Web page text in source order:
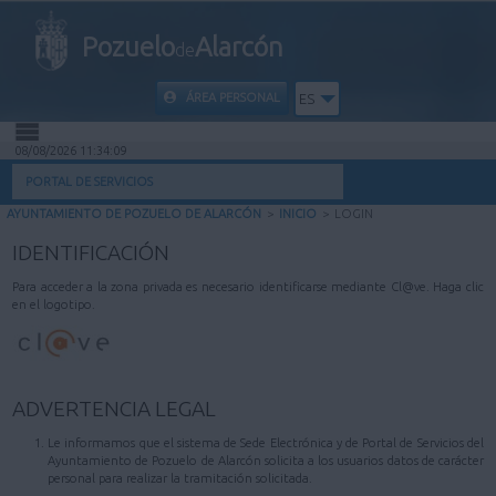
PozuelodeAlarcón
ÁREA PERSONAL ES
INICIO
MI CARPETA
INFORMACIÓN MUNICIPAL
AYUDA
08/08/2026 11:34:09
PORTAL DE SERVICIOS
AYUNTAMIENTO DE POZUELO DE ALARCÓN > INICIO > LOGIN
IDENTIFICACIÓN
Para acceder a la zona privada es necesario identificarse mediante Cl@ve. Haga clic
en el logotipo.
ADVERTENCIA LEGAL
Le informamos que el sistema de Sede Electrónica y de Portal de Servicios del
Ayuntamiento de Pozuelo de Alarcón solicita a los usuarios datos de carácter
personal para realizar la tramitación solicitada.